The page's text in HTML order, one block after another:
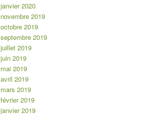
janvier 2020
novembre 2019
octobre 2019
septembre 2019
juillet 2019
juin 2019
mai 2019
avril 2019
mars 2019
février 2019
janvier 2019